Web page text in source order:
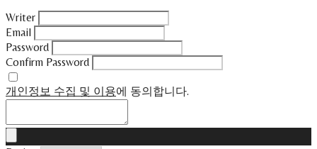
Writer
Email
Password
Confirm Password
개인정보 수집 및 이용에 동의합니다.